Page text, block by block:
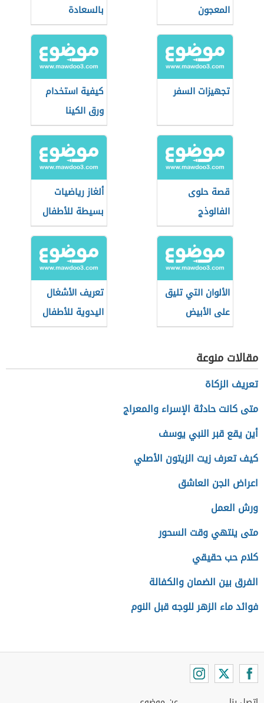
المعجون
بالسعادة
تجهيزات السفر
كيفية استخدام
ورق الكينا
قصة حلوى
الفالوذج
ألغاز رياضيات
بسيطة للأطفال
الألوان التي تليق
على الأبيض
والأسود
تعريف الأشغال
اليدوية للأطفال
مقالات منوعة
تعريف الزكاة
متى كانت حادثة الإسراء والمعراج
أين يقع قبر النبي يوسف
كيف تعرف زيت الزيتون الأصلي
اعراض الجن العاشق
ورش العمل
متى ينتهي وقت السحور
كلام حب حقيقي
الفرق بين الضمان والكفالة
فوائد ماء الزهر للوجه قبل النوم